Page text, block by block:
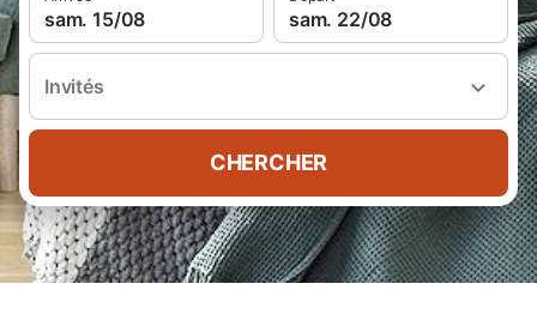
sam. 15/08 sam. 22/08
Invités
CHERCHER